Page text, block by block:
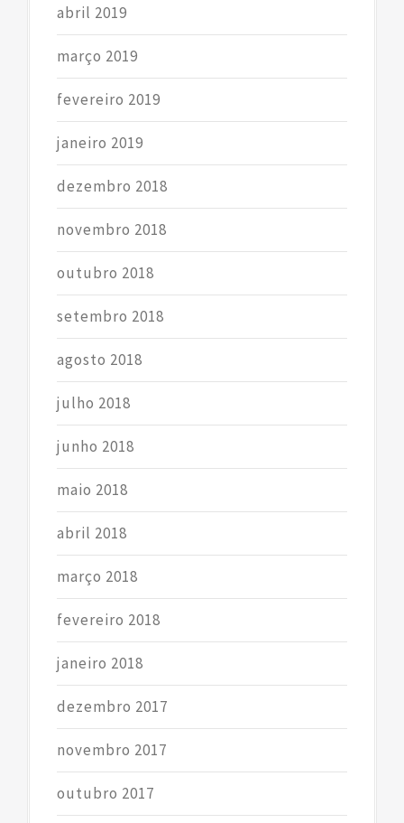
abril 2019
março 2019
fevereiro 2019
janeiro 2019
dezembro 2018
novembro 2018
outubro 2018
setembro 2018
agosto 2018
julho 2018
junho 2018
maio 2018
abril 2018
março 2018
fevereiro 2018
janeiro 2018
dezembro 2017
novembro 2017
outubro 2017